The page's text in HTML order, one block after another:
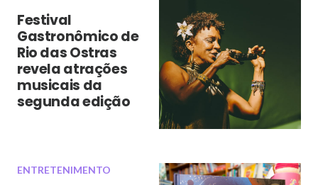
Festival
Gastronômico de
Rio das Ostras
revela atrações
musicais da
segunda edição
ENTRETENIMENTO